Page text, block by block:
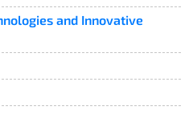
and Innovative